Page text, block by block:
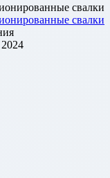
свалки
свалки